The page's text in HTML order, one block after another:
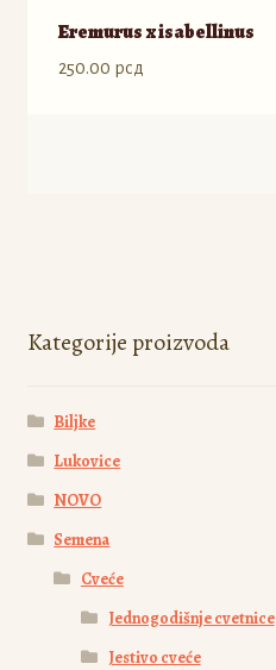
Eremurus x isabellinus
250.00 рсд
mogu
biti
na
stranici
Kategorije proizvoda
Biljke
Lukovice
NOVO
Semena
Cveće
Jednogodišnje cvetnice
Jestivo cveće